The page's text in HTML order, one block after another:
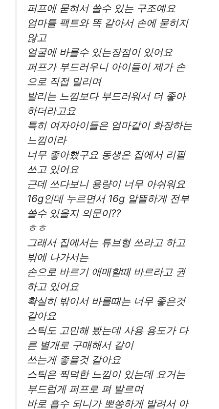
퍼프에 묻혀서 쓸수 있는 구조예요
엄마틀 팩트와 똑 같아서 손에 묻히지
않고
얼굴에 바를수 있는장점이 있어요
퍼프가 부드러우니 아이들이 제가 손
으로 직접 밀리며
발리는 느낌보다 부드러워서 더 좋아
하더라고요
특히 여자아이들은 엄마같이 화장하는
느낌이라
너무 좋아했구요 동생은 집에서 리필
쓰고 있어요
근데 쓰다보니 용량이 너무 아쉬워요
16g인데 누르면서 16g 알뜰하게 전부
쓸수 있을지 의문이??
ㅎㅎ
그래서 집에서는 튜브형 쓰라고 하고
밖에 나가서는
손으로 바르기 애매할때 바르라고 권
하고 있어요
확실히 밖이서 바를때는 너무 좋은것
같아요
스틱도 고민해 봤는데 사용 용도가 다
른 별개로 구매해서 같이
쓰는게 좋을것 같아요
스틱은 찍덕한 느낌이 있는데 요거는
부드럽게 퍼프로 펴 발르며
바로 흡수 되니가 뽀쏭하게 발려서 아